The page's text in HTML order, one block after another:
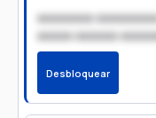
xxxxxxxx
xxxxx xxxxxx
Desbloquear